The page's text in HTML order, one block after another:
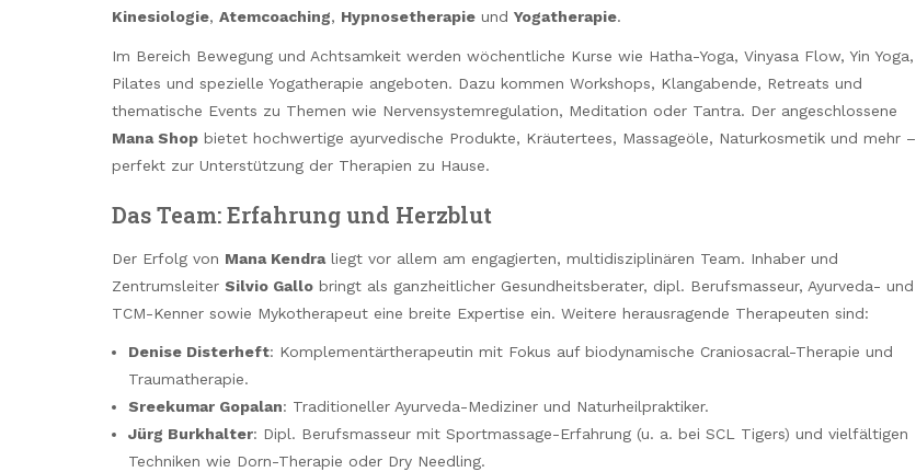
Kinesiologie, Atemcoaching, Hypnosetherapie und Yogatherapie.
Im Bereich Bewegung und Achtsamkeit werden wöchentliche Kurse wie Hatha-Yoga, Vinyasa Flow, Yin Yoga,
Pilates und spezielle Yogatherapie angeboten. Dazu kommen Workshops, Klangabende, Retreats und
thematische Events zu Themen wie Nervensystemregulation, Meditation oder Tantra. Der angeschlossene
Mana Shop bietet hochwertige ayurvedische Produkte, Kräutertees, Massageöle, Naturkosmetik und mehr –
perfekt zur Unterstützung der Therapien zu Hause.
Das Team: Erfahrung und Herzblut
Der Erfolg von Mana Kendraliegt vor allem am engagierten, multidisziplinären Team. Inhaber und
Zentrumsleiter Silvio Gallo bringt als ganzheitlicher Gesundheitsberater, dipl. Berufsmasseur, Ayurveda- und
TCM-Kenner sowie Mykotherapeut eine breite Expertise ein. Weitere herausragende Therapeuten sind:
Denise Disterheft: Komplementärtherapeutin mit Fokus auf biodynamische Craniosacral-Therapie und
Traumatherapie.
Sreekumar Gopalan: Traditioneller Ayurveda-Mediziner und Naturheilpraktiker.
Jürg Burkhalter: Dipl. Berufsmasseur mit Sportmassage-Erfahrung (u. a. bei SCL Tigers) und vielfältigen
Techniken wie Dorn-Therapie oder Dry Needling.